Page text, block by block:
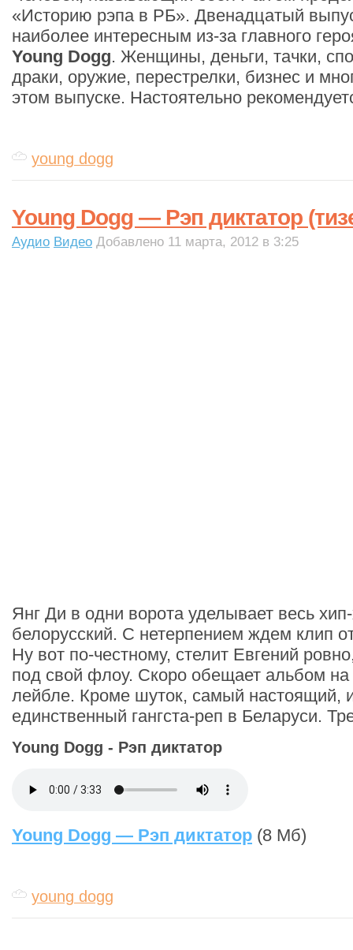
«Историю рэпа в РБ». Двенадцатый
наиболее интересным из-за главного
Young Dogg. Женщины, деньги, тачки,
драки, оружие, перестрелки, бизнес и
этом выпуске. Настоятельно
young dogg
Young Dogg — Рэп диктатор
Аудио Видео Добавлено 11 марта, 2012 в 3:25
Янг Ди в одни ворота уделывает весь
белорусский. С нетерпением ждем клип
Ну вот по-честному, стелит Евгений
под свой флоу. Скоро обещает альбом на
лейбле. Кроме шуток, самый настоящий,
единственный гангста-реп в Беларуси.
Young Dogg - Рэп диктатор
Young Dogg — Рэп диктатор (8 Мб)
young dogg